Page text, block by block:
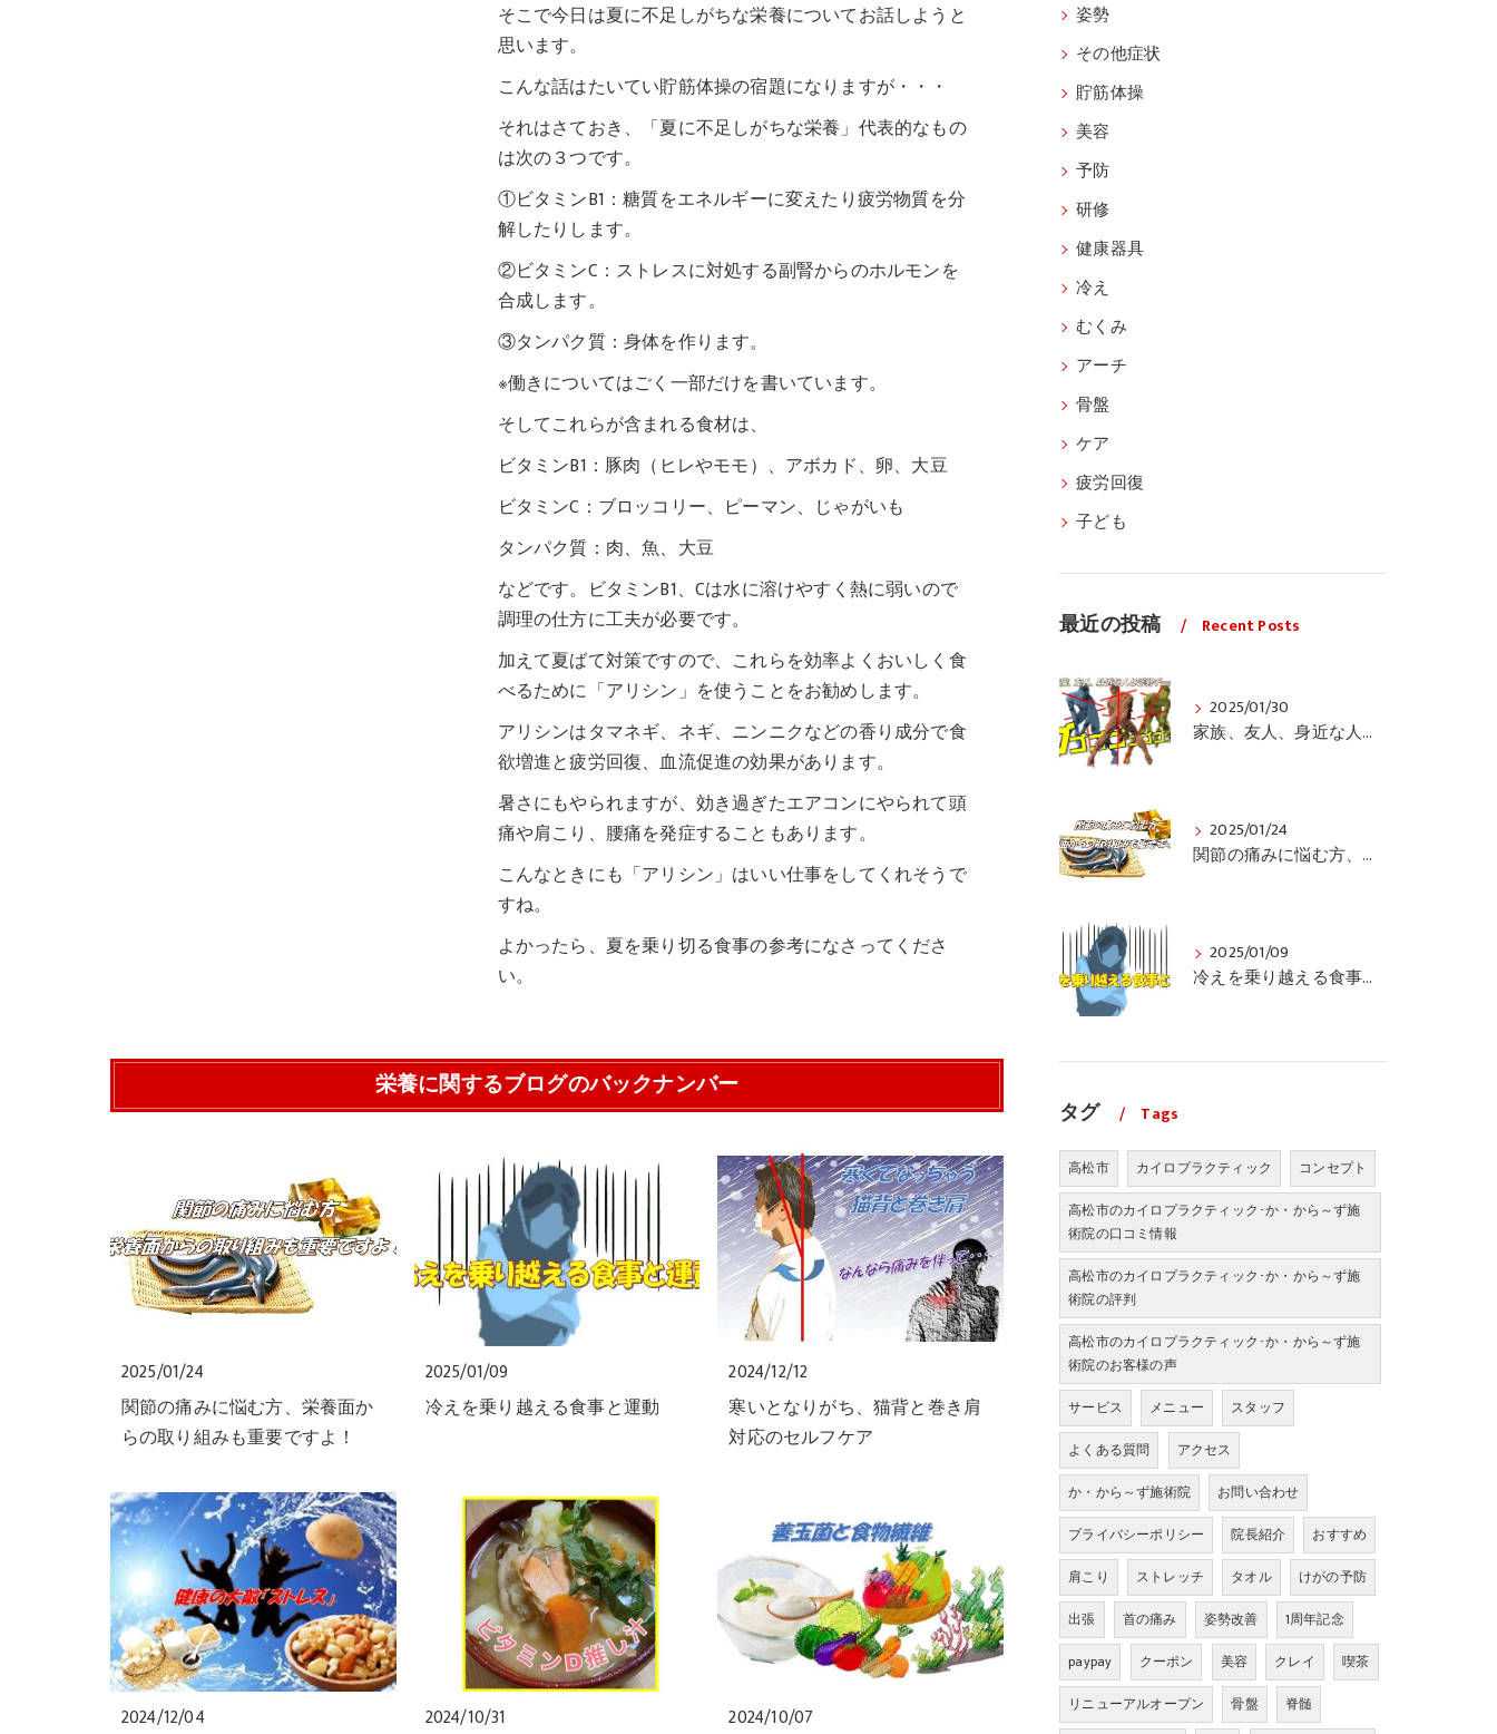
そこで今日は夏に不足しがちな栄養についてお話しようと
思います。
こんな話はたいてい貯筋体操の宿題になりますが・・・
それはさておき、「夏に不足しがちな栄養」代表的なもの
は次の３つです。
①ビタミンB1：糖質をエネルギーに変えたり疲労物質を分
解したりします。
②ビタミンC：ストレスに対処する副腎からのホルモンを
合成します。
③タンパク質：身体を作ります。
※働きについてはごく一部だけを書いています。
そしてこれらが含まれる食材は、
ビタミンB1：豚肉（ヒレやモモ）、アボカド、卵、大豆
ビタミンC：ブロッコリー、ピーマン、じゃがいも
タンパク質：肉、魚、大豆
などです。ビタミンB1、Cは水に溶けやすく熱に弱いので
調理の仕方に工夫が必要です。
加えて夏ばて対策ですので、これらを効率よくおいしく食
べるために「アリシン」を使うことをお勧めします。
アリシンはタマネギ、ネギ、ニンニクなどの香り成分で食
欲増進と疲労回復、血流促進の効果があります。
暑さにもやられますが、効き過ぎたエアコンにやられて頭
痛や肩こり、腰痛を発症することもあります。
こんなときにも「アリシン」はいい仕事をしてくれそうで
すね。
よかったら、夏を乗り切る食事の参考になさってくださ
い。
栄養に関するブログのバックナンバー
2025/01/24
関節の痛みに悩む方、栄養面か
らの取り組みも重要ですよ！
2025/01/09
冷えを乗り越える食事と運動
2024/12/12
寒いとなりがち、猫背と巻き肩
対応のセルフケア
2024/12/04
2024/10/31
2024/10/07
姿勢
その他症状
貯筋体操
美容
予防
研修
健康器具
冷え
むくみ
アーチ
骨盤
ケア
疲労回復
子ども
最近の投稿 Recent Posts
2025/01/30
家族、友人、身近な人の姿勢をちょっと見てみませんか？
2025/01/24
関節の痛みに悩む方、栄養面からの取り組みも重要ですよ！
2025/01/09
冷えを乗り越える食事と運動
タグ Tags
高松市 カイロプラクティック
コンセプト
高松市のカイロプラクティック･か・から～ず施
術院の口コミ情報
高松市のカイロプラクティック･か・から～ず施
術院の評判
高松市のカイロプラクティック･か・から～ず施
術院のお客様の声
サービス
メニュー
スタッフ
よくある質問
アクセス
か・から～ず施術院
お問い合わせ
プライバシーポリシー
院長紹介
おすすめ
肩こり
ストレッチ タオル
けがの予防
出張
首の痛み 姿勢改善
1周年記念
paypay
クーポン 美容 クレイ
喫茶
リニューアルオープン
骨盤
脊髄